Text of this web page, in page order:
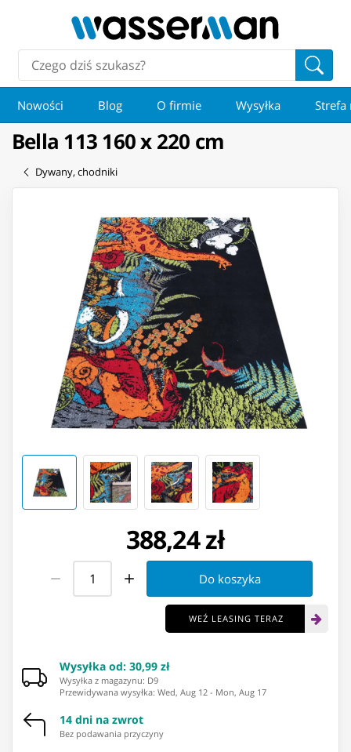
Nowości Blog O firmie Wysyłka Strefa
Bella 113 160 x 220 cm
Dywany, chodniki
388,24 zł
Do koszyka
WEŹ LEASING TERAZ
Wysyłka od: 30,99 zł
Wysyłka z magazynu: ⁨D9⁩
Przewidywana wysyłka: Wed, Aug 12 - Mon, Aug 17
14 dni na zwrot
Bez podawania przyczyny